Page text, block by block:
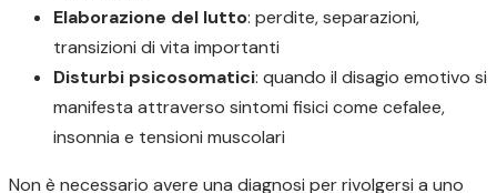
Elaborazione del lutto: perdite, separazioni,
transizioni di vita importanti
Disturbi psicosomatici: quando il disagio emotivo si
manifesta attraverso sintomi fisici come cefalee,
insonnia e tensioni muscolari
Non è necessario avere una diagnosi per rivolgersi a uno